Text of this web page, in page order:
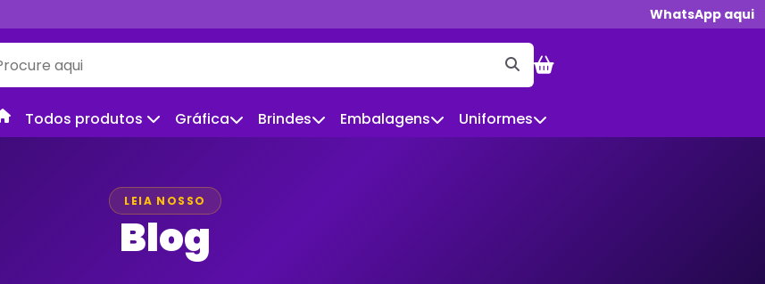
WhatsApp aqui
Todos produtos Gráfica Brindes Embalagens Uniformes
LEIA NOSSO
Blog